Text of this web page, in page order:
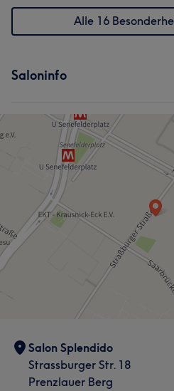
Alle 16
Saloninfo
Salon Splendido
Strassburger Str. 18
Prenzlauer Berg